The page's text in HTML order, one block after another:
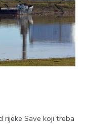
rijeke Save koji treba